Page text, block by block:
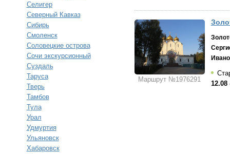
Селигер
Северный Кавказ
Сибирь
Смоленск
Соловецкие острова
Сочи экскурсионный
Суздаль
Таруса
Тверь
Тамбов
Тула
Урал
Удмуртия
Ульяновск
Хабаровск
Маршрут №1976291
12.08